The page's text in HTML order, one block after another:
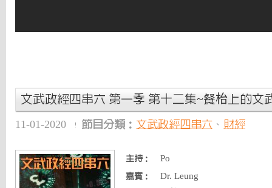
文武政經四串六 第一季 第十二集~餐枱上的文
11-01-2020 節目分類： 文武政經四串六 、 財經
主持： Po
嘉賓： Dr. Leung